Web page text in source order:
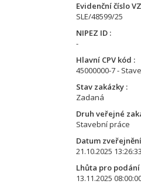
Evidenční číslo VZ
SLE/48599/25
NIPEZ ID
-
Hlavní CPV kód
45000000-7 -
Stav zakázky
Zadaná
Druh veřejné
Stavební práce
Datum
21.10.2025 13:26:33
Lhůta pro
13.11.2025